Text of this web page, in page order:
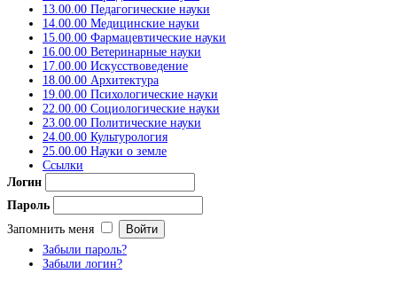
13.00.00 Педагогические науки
14.00.00 Медицинские науки
15.00.00 Фармацевтические науки
16.00.00 Ветеринарные науки
17.00.00 Искусствоведение
18.00.00 Архитектура
19.00.00 Психологические науки
22.00.00 Социологические науки
23.00.00 Политические науки
24.00.00 Культурология
25.00.00 Науки о земле
Ссылки
Логин
Пароль
Запомнить меня
Забыли пароль?
Забыли логин?